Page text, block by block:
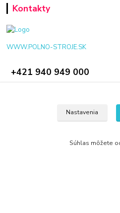
Kontakty
WWW.POLNO-STROJE.SK
+421 940 949 000
Nastavenia
Súhlas môžete